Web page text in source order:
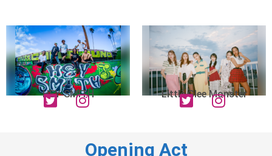
HEY-SMITH Little Glee Monster
Opening Act